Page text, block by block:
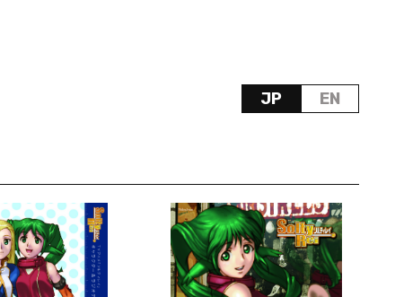
JP EN